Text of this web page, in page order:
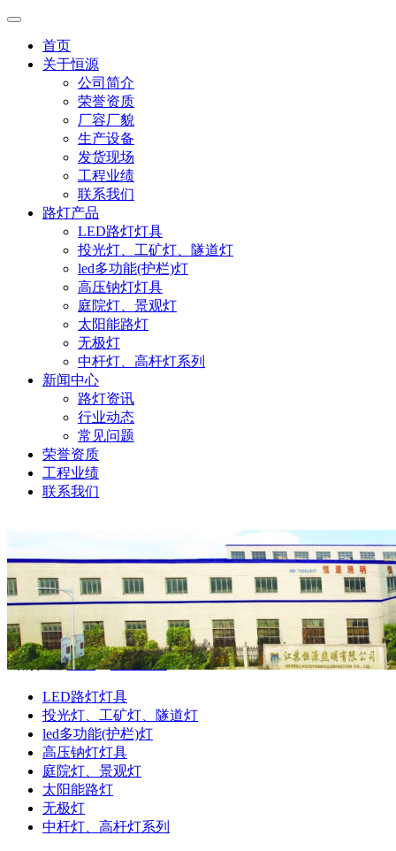
首页
关于恒源
公司简介
荣誉资质
厂容厂貌
生产设备
发货现场
工程业绩
联系我们
路灯产品
LED路灯灯具
投光灯、工矿灯、隧道灯
led多功能(护栏)灯
高压钠灯灯具
庭院灯、景观灯
太阳能路灯
无极灯
中杆灯、高杆灯系列
新闻中心
路灯资讯
行业动态
常见问题
荣誉资质
工程业绩
联系我们
当前位置:首页>产品中心
LED路灯灯具
投光灯、工矿灯、隧道灯
led多功能(护栏)灯
高压钠灯灯具
庭院灯、景观灯
太阳能路灯
无极灯
中杆灯、高杆灯系列